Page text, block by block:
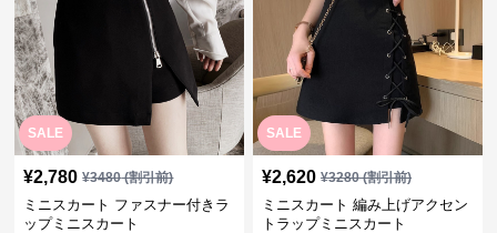
SALE
¥2,780 ¥3480(割引前)
ミニスカート ファスナー付きラ
ップミニスカート
SALE
¥2,620 ¥3280(割引前)
ミニスカート 編み上げアクセン
トラップミニスカート